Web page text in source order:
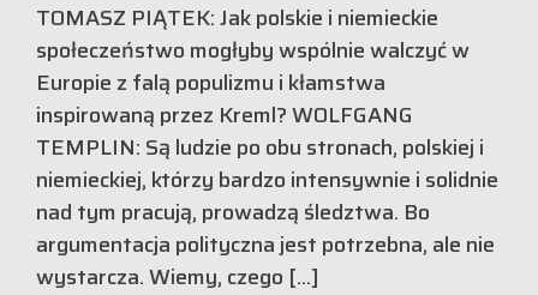
TOMASZ PIĄTEK: Jak polskie i niemieckie
społeczeństwo mogłyby wspólnie walczyć w
Europie z falą populizmu i kłamstwa
inspirowaną przez Kreml? WOLFGANG
TEMPLIN: Są ludzie po obu stronach, polskiej i
niemieckiej, którzy bardzo intensywnie i solidnie
nad tym pracują, prowadzą śledztwa. Bo
argumentacja polityczna jest potrzebna, ale nie
wystarcza. Wiemy, czego [...]